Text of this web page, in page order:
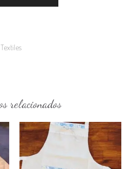
Textiles
relacionados